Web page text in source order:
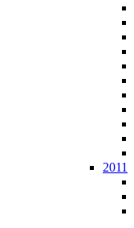
2011